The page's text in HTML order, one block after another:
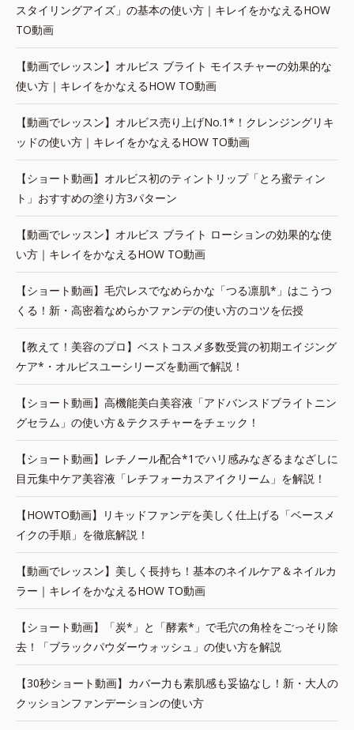
スタイリングアイズ」の基本の使い方｜キレイをかなえるHOW
TO動画
【動画でレッスン】オルビス ブライト モイスチャーの効果的な
使い方｜キレイをかなえるHOW TO動画
【動画でレッスン】オルビス売り上げNo.1*！クレンジングリキ
ッドの使い方｜キレイをかなえるHOW TO動画
【ショート動画】オルビス初のティントリップ「とろ蜜ティン
ト」おすすめの塗り方3パターン
【動画でレッスン】オルビス ブライト ローションの効果的な使
い方｜キレイをかなえるHOW TO動画
【ショート動画】毛穴レスでなめらかな「つる凛肌*」はこうつ
くる！新・高密着なめらかファンデの使い方のコツを伝授
【教えて！美容のプロ】ベストコスメ多数受賞の初期エイジング
ケア*・オルビスユーシリーズを動画で解説！
【ショート動画】高機能美白美容液「アドバンスドブライトニン
グセラム」の使い方＆テクスチャーをチェック！
【ショート動画】レチノール配合*1でハリ感みなぎるまなざしに
目元集中ケア美容液「レチフォーカスアイクリーム」を解説！
【HOWTO動画】リキッドファンデを美しく仕上げる「ベースメ
イクの手順」を徹底解説！
【動画でレッスン】美しく長持ち！基本のネイルケア＆ネイルカ
ラー｜キレイをかなえるHOW TO動画
【ショート動画】「炭*」と「酵素*」で毛穴の角栓をごっそり除
去！「ブラックパウダーウォッシュ」の使い方を解説
【30秒ショート動画】カバー力も素肌感も妥協なし！新・大人の
クッションファンデーションの使い方